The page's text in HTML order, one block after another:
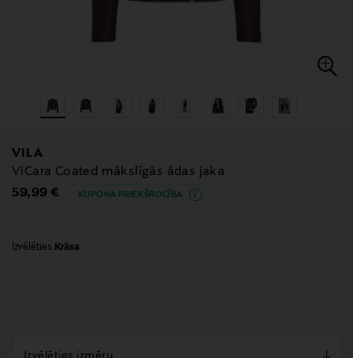
VILA
ViCara Coated mākslīgās ādas jaka
Original Price
59,99 € KUPONA PRIEKŠROCĪBA
Izvēlēties Krāsa